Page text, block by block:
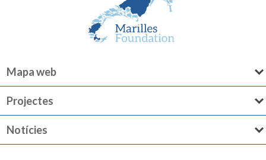
Mapa web
Projectes
Notícies